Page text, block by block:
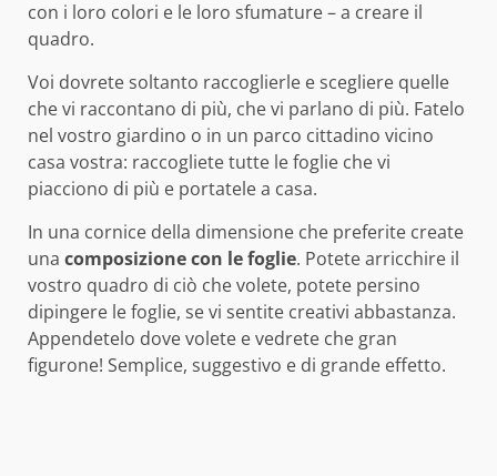
con i loro colori e le loro sfumature – a creare il
quadro.
Voi dovrete soltanto raccoglierle e scegliere quelle
che vi raccontano di più, che vi parlano di più. Fatelo
nel vostro giardino o in un parco cittadino vicino
casa vostra: raccogliete tutte le foglie che vi
piacciono di più e portatele a casa.
In una cornice della dimensione che preferite create
una composizione con le foglie. Potete arricchire il
vostro quadro di ciò che volete, potete persino
dipingere le foglie, se vi sentite creativi abbastanza.
Appendetelo dove volete e vedrete che gran
figurone! Semplice, suggestivo e di grande effetto.